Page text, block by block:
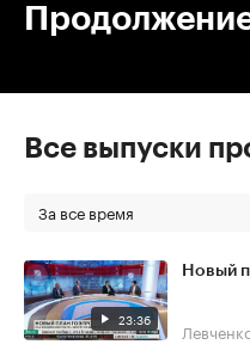
Все выпуски
За все время
23:36
Новый